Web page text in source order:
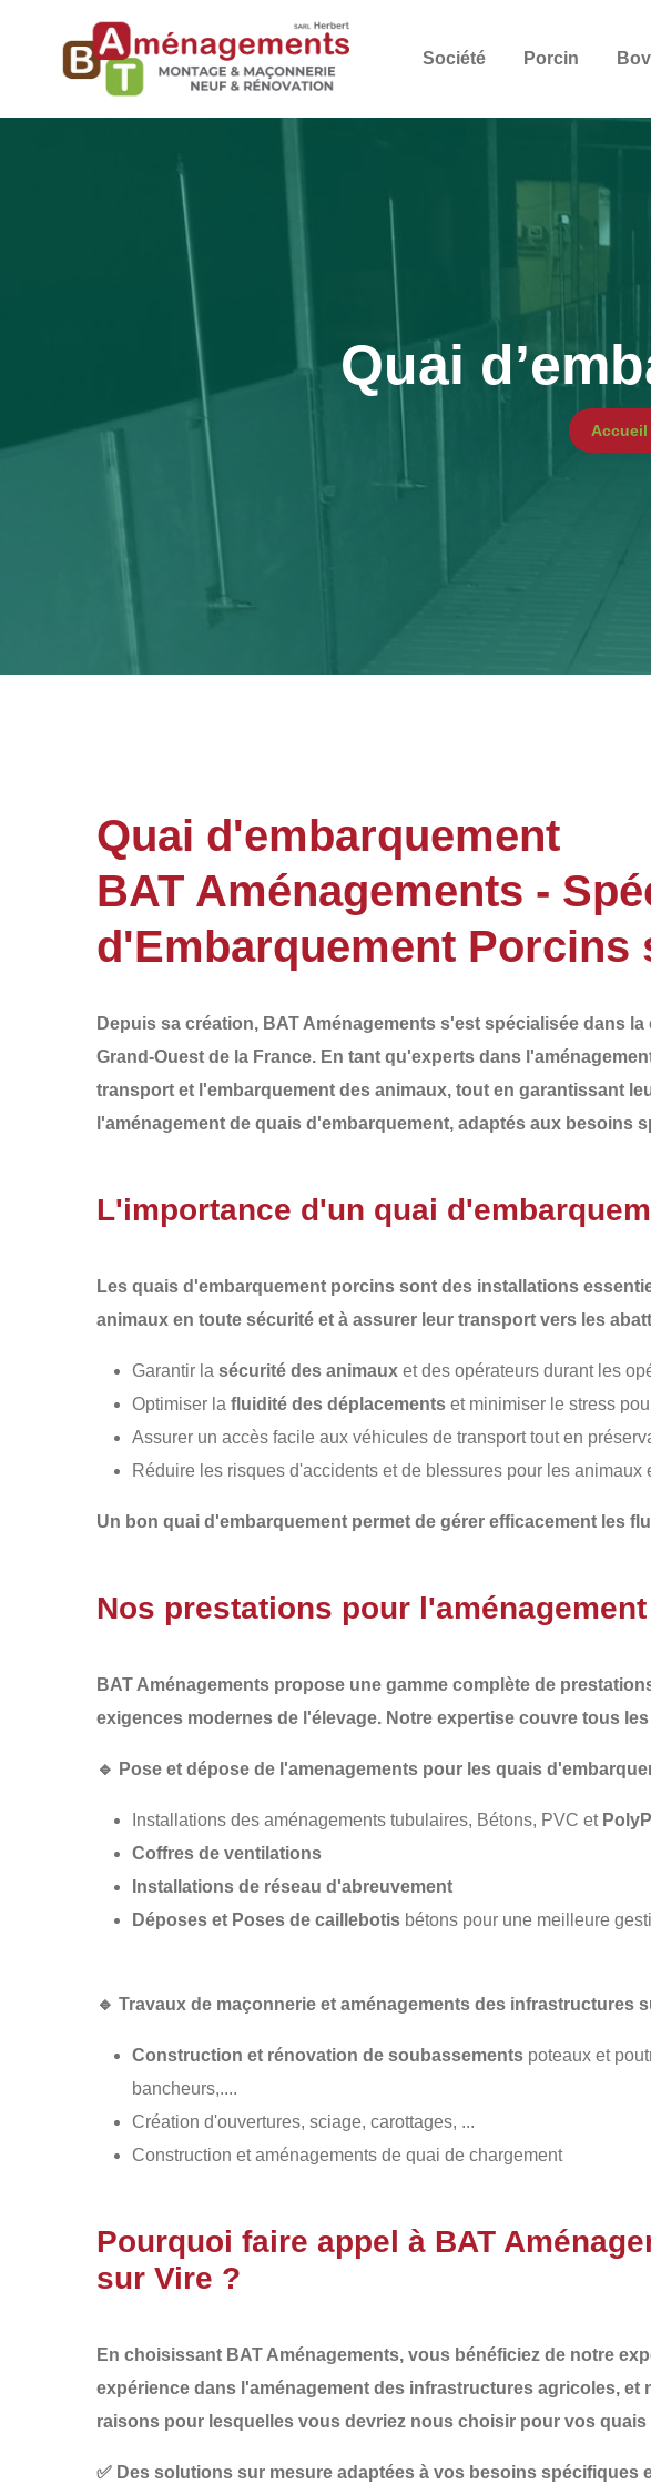
Société Porcin
Quai
Accueil
Quai d'embarquement
BAT Aménagements -
d'Embarquement Porcins
Depuis sa création, BAT Aménagements s'est spécialisée dans
Grand-Ouest de la France. En tant qu'experts dans
transport et l'embarquement des animaux, tout en garantissant
l'aménagement de quais d'embarquement, adaptés aux besoins
L'importance d'un quai
Les quais d'embarquement porcins sont des installations
animaux en toute sécurité et à assurer leur transport vers les
Garantir la sécurité des animaux et des opérateurs durant les
Optimiser la fluidité des déplacements et minimiser le stress
Assurer un accès facile aux véhicules de transport tout en
Réduire les risques d'accidents et de blessures pour les animaux
Un bon quai d'embarquement permet de gérer efficacement les
Nos prestations pour
BAT Aménagements propose une gamme complète de
exigences modernes de l'élevage. Notre expertise couvre tous
🔹 Pose et dépose de l'amenagements pour les quais
Installations des aménagements tubulaires, Bétons, PVC et
Coffres de ventilations
Installations de réseau d'abreuvement
Déposes et Poses de caillebotis bétons pour une meilleure
🔹 Travaux de maçonnerie et aménagements des infrastructures
Construction et rénovation de soubassements poteaux et
bancheurs,....
Création d'ouvertures, sciage, carottages, ...
Construction et aménagements de quai de chargement
Pourquoi faire appel à BAT
sur Vire ?
En choisissant BAT Aménagements, vous bénéficiez de notre
expérience dans l'aménagement des infrastructures agricoles, et
raisons pour lesquelles vous devriez nous choisir pour vos quais
✅ Des solutions sur mesure adaptées à vos besoins spécifiques